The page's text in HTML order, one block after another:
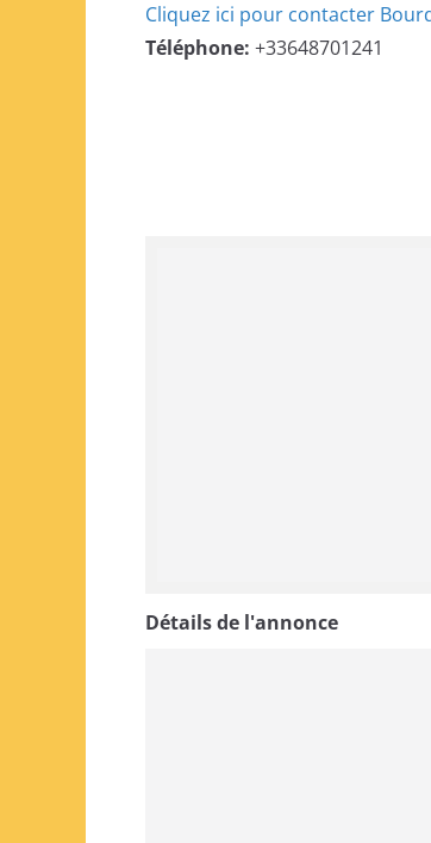
Cliquez ici pour contacter
Téléphone: +33648701241
Détails de l'annonce